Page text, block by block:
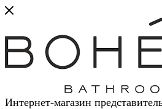
Интернет-магазин